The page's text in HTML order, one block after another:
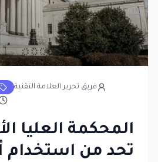
فريق تحرير العلامة التقنية
المحكمة العليا
تحد من استخدام